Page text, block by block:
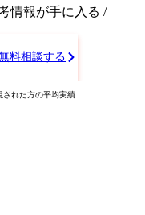
情報が手に入る /
料相談する
された方の平均実績